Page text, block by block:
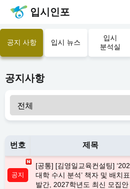
입시인포
공지 사항 입시 뉴스
입시
분석실
공지사항
번호 제목
공지
[공통] [김영일교육컨설팅]
대학 수시 분석’ 책자 및 배치표
발간, 2027학년도 최신 모집안